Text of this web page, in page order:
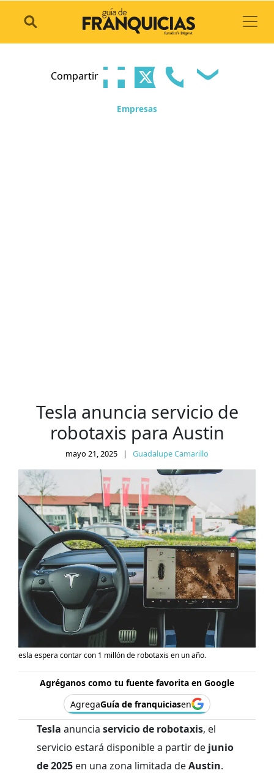
Compartir
Empresas
Tesla anuncia servicio de
robotaxis para Austin
mayo 21, 2025 | Guadalupe Camarillo
esla espera contar con 1 millón de robotaxis en un año.
Agréganos como tu fuente favorita en Google
AgregaGuía de franquiciasen
Tesla anuncia servicio de robotaxis, el
servicio estará disponible a partir de junio
de 2025 en una zona limitada deAustin.